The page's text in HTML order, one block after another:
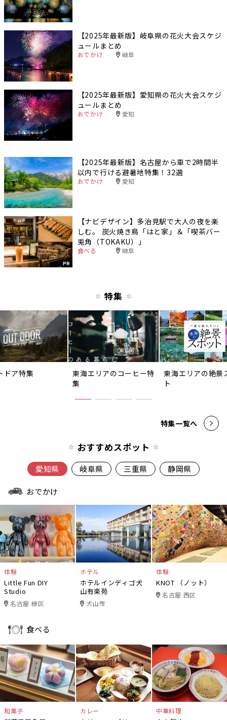
【2025年最新版】岐阜県の花火大会スケジ
ュールまとめ
おでかけ 岐阜
【2025年最新版】愛知県の花火大会スケジ
ュールまとめ
おでかけ 愛知
【2025年最新版】名古屋から車で2時間半
以内で行ける避暑地特集！32選
おでかけ 愛知
PR
【ナビデザイン】多治見駅で大人の夜を楽
しむ。 炭火焼き鳥「はと家」＆「喫茶バー
兎角（TOKAKU）」
食べる 岐阜
特集
ドア特集
東海エリアのコーヒー特
集
東海エリアの絶景
ト
特集一覧へ
おすすめスポット
愛知県 岐阜県 三重県 静岡県
おでかけ
体験
Little Fun DIY
Studio
名古屋 緑区
ホテル
ホテルインディゴ犬
山有楽苑
犬山市
体験
KNOT （ノット）
名古屋 西区
食べる
和菓子 カレー 中華料理